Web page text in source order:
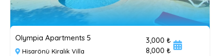
Olympia Apartments 5
Hisarönü Kiralık Villa
3,000 ₺
8,000 ₺